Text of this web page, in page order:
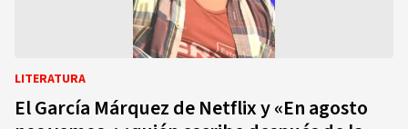
LITERATURA
El García Márquez de Netflix y «En agosto